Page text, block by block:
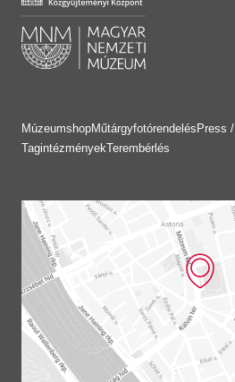
MúzeumshopMűtárgyfotórendelés Press
TagintézményekTerembérlés